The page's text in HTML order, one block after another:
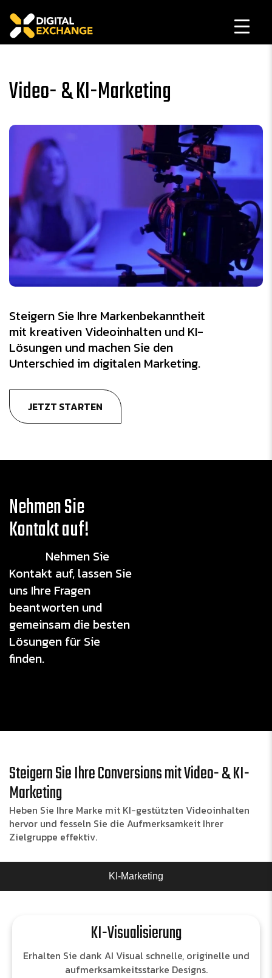
Video- & KI-Marketing
Steigern Sie Ihre Markenbekanntheit
mit kreativen Videoinhalten und KI-
Lösungen und machen Sie den
Unterschied im digitalen Marketing.
JETZT STARTEN
Nehmen Sie
Kontakt auf!
Nehmen Sie
Kontakt auf, lassen Sie
uns Ihre Fragen
beantworten und
gemeinsam die besten
Lösungen für Sie
finden.
Steigern Sie Ihre Conversions mit Video- & KI-
Marketing
Heben Sie Ihre Marke mit KI-gestützten Videoinhalten
hervor und fesseln Sie die Aufmerksamkeit Ihrer
Zielgruppe effektiv.
KI-Marketing
KI-Visualisierung
Erhalten Sie dank AI Visual schnelle, originelle und
aufmerksamkeitsstarke Designs.